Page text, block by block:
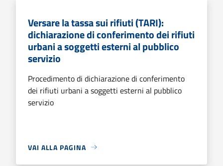
Versare la tassa sui rifiuti (TARI):
dichiarazione di conferimento dei rifiuti
urbani a soggetti esterni al pubblico
servizio
Procedimento di dichiarazione di conferimento
dei rifiuti urbani a soggetti esterni al pubblico
servizio
VAI ALLA PAGINA